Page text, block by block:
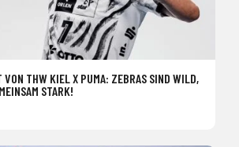
VON THW KIEL X PUMA: ZEBRAS SIND WILD,
STARK!